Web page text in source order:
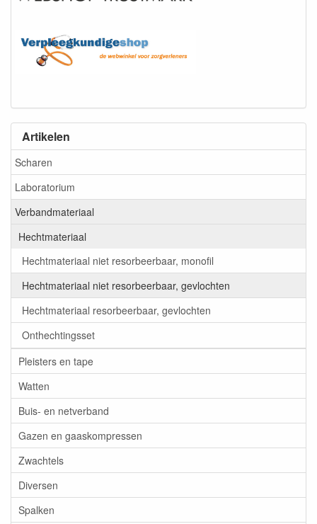
Artikelen
Scharen
Laboratorium
Verbandmateriaal
Hechtmateriaal
Hechtmateriaal niet resorbeerbaar, monofil
Hechtmateriaal niet resorbeerbaar, gevlochten
Hechtmateriaal resorbeerbaar, gevlochten
Onthechtingsset
Pleisters en tape
Watten
Buis- en netverband
Gazen en gaaskompressen
Zwachtels
Diversen
Spalken